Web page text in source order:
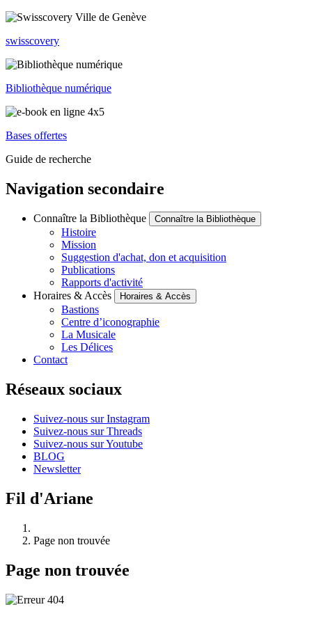
swisscovery
Bibliothèque numérique
Bases offertes
Guide de recherche
Navigation secondaire
Connaître la Bibliothèque Connaître la Bibliothèque
Histoire
Mission
Suggestion d'achat, don et acquisition
Publications
Rapports d'activité
Horaires & Accès
Horaires & Accès
Bastions
Centre d’iconographie
La Musicale
Les Délices
Contact
Réseaux sociaux
Suivez-nous sur Instagram
Suivez-nous sur Threads
Suivez-nous sur Youtube
BLOG
Newsletter
Fil d'Ariane
Page non trouvée
Page non trouvée